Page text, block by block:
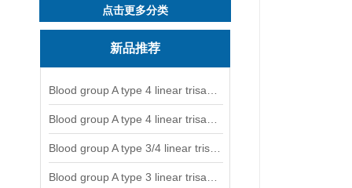
点击更多分类
新品推荐